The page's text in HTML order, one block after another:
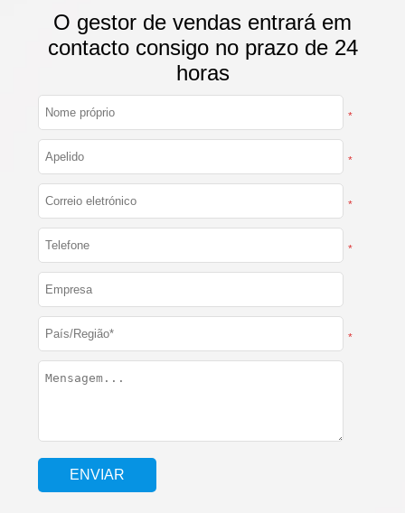
O gestor de vendas entrará em
contacto consigo no prazo de 24
horas
*
*
*
*
*